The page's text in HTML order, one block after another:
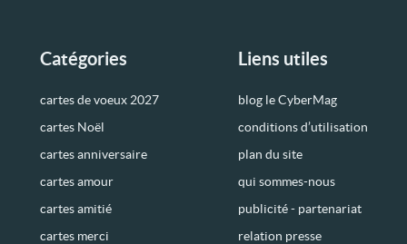
Catégories
cartes de voeux 2027
cartes Noël
cartes anniversaire
cartes amour
cartes amitié
cartes merci
Liens utiles
blog le CyberMag
conditions d’utilisation
plan du site
qui sommes-nous
publicité - partenariat
relation presse